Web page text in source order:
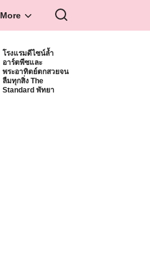
More
โรงแรมดีไซน์ล้ำ
อาร์ตพีซและ
พระอาทิตย์ตกสวยจน
ลืมทุกสิ่ง The
Standard พัทยา